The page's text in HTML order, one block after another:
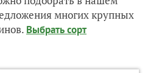
многих крупных
Выбрать сорт